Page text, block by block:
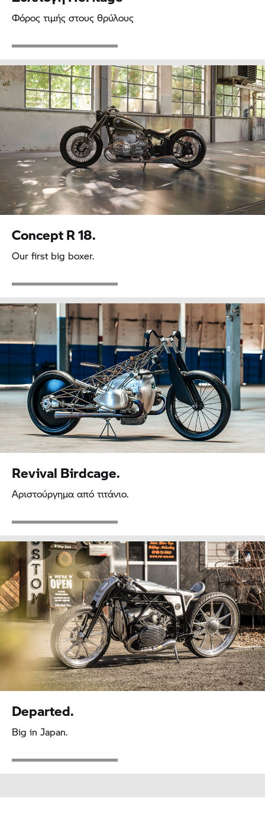
Φόρος τιμής στους θρύλους
ConceptR 18.
Our first big boxer.
Revival Birdcage.
Αριστούργημα από τιτάνιο.
Departed.
Big in Japan.